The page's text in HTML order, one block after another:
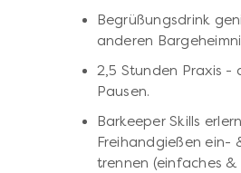
Begrüßungsdrink
anderen
2,5 Stunden Praxis -
Pausen.
Barkeeper Skills
Freihandgießen ein-
trennen (einfaches